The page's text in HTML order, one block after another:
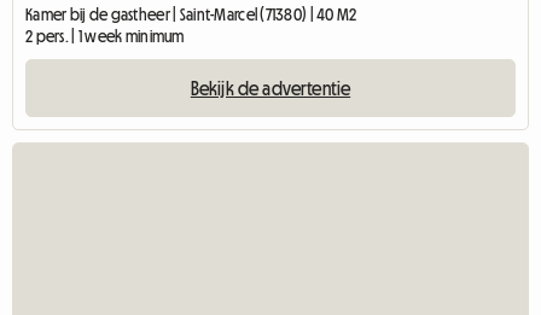
Kamer bij de gastheer | Saint-Marcel (71380) | 40 M2
2 pers. | 1 week minimum
Bekijk de advertentie